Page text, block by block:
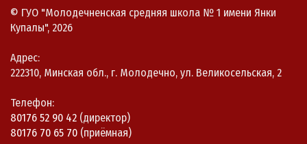
© ГУО "Молодечненская средняя школа № 1 имени Янки
Купалы", 2026
Адрес:
222310, Минская обл., г. Молодечно, ул. Великосельская, 2
Телефон:
80176 52 90 42 (директор)
80176 70 65 70 (приёмная)